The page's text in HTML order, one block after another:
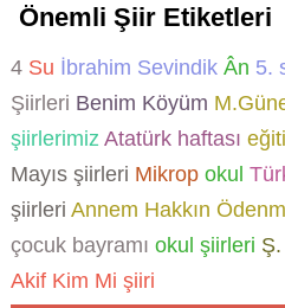
Önemli Şiir Etiketleri
4 Su İbrahim Sevindik Ân 5.
Şiirleri Benim Köyüm
şiirlerimiz Atatürk haftası
Mayıs şiirleri Mikrop okul
şiirleri Annem Hakkın
çocuk bayramı okul şiirleri
Akif Kim Mi şiiri